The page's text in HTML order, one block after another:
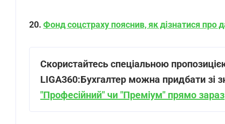
20. Фонд соцстраху пояснив, як дізнатися про
Скористайтесь спеціальною
LIGA360:Бухгалтер можна придбати зі
"Професійний" чи "Преміум" прямо зараз